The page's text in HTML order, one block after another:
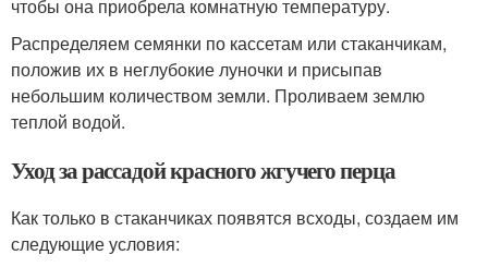
чтобы она приобрела комнатную температуру.
Распределяем семянки по кассетам или стаканчикам,
положив их в неглубокие луночки и присыпав
небольшим количеством земли. Проливаем землю
теплой водой.
Уход за рассадой красного жгучего перца
Как только в стаканчиках появятся всходы, создаем им
следующие условия: